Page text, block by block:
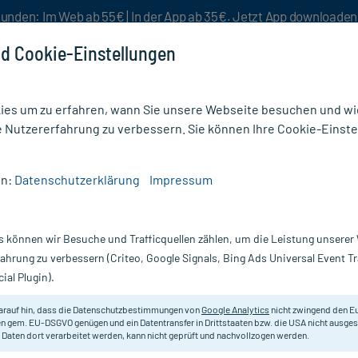
Im Web ab 55€ | In der App ab 35€. Jetzt App downloaden
Nur für kurze Zeit:Gratis-Versand* ab 19€ Mindestbestellwert!
für Kinder, 15
Gel für Kinder (ab 30 Monaten) bei
Darreichung:
Cookie-Einstellungen
um zu erfahren, wann Sie unsere Webseite besuchen und
Nutzererfahrung zu verbessern. Sie können Ihre Cookie-
Datenschutzerklärung Impressum
können wir Besuche und Trafficquellen zählen, um die Leistung unserer
zu verbessern (Criteo, Google Signals, Bing Ads Universal Event
Plugin).
hin, dass die Datenschutzbestimmungen vonGoogle Analytics nicht zwingend den
gem. EU-DSGVO genügen und ein Datentransfer in Drittstaaten bzw. die USA nicht
Daten dort verarbeitet werden, kann nicht geprüft und nachvollzogen werden.